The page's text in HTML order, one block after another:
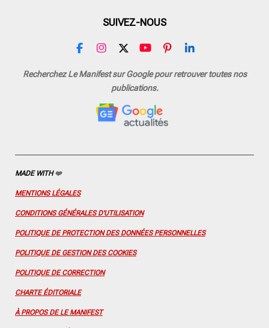
SUIVEZ-NOUS
F
c
I
s
r
a
X
Y
u
T
u
e
P
n
s
t
L
n
Recherchez Le Manifest sur Google pour retrouver toutes nos
publications.
MADE WITH❤️
MENTIONS LÉGALES
CONDITIONS GÉNÉRALES D'UTILISATION
POLITIQUE DE PROTECTION DES DONNÉES PERSONNELLES
POLITIQUE DE GESTION DES COOKIES
POLITIQUE DE CORRECTION
CHARTE ÉDITORIALE
À PROPOS DE LE MANIFEST